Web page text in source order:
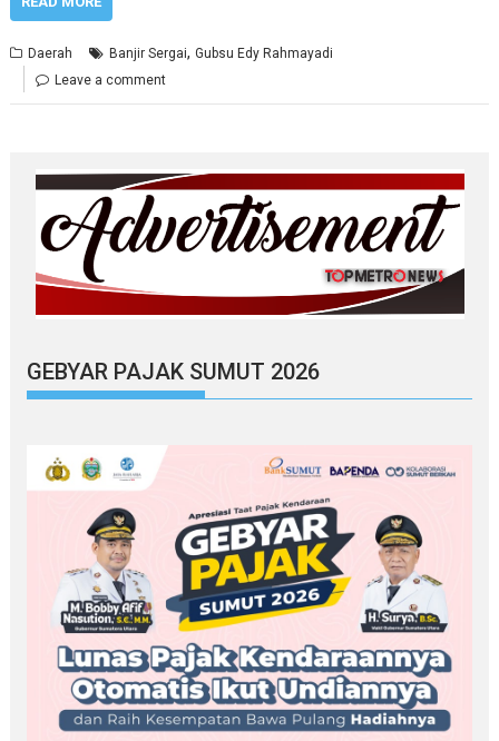
Daerah Banjir Sergai,Gubsu Edy Rahmayadi
Leave a comment
GEBYAR PAJAK SUMUT 2026